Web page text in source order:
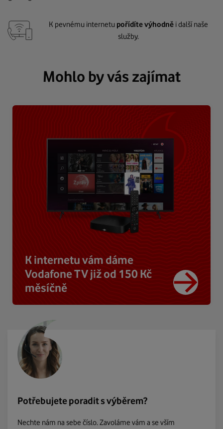
K pevnému internetu pořídíte výhodně i další naše
služby.
Mohlo by vás zajímat
K internetu vám dáme
Vodafone TV již od 150 Kč
měsíčně
Potřebujete poradit s výběrem?
Nechte nám na sebe číslo. Zavoláme vám a se vším